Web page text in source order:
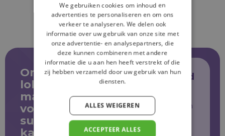
Ontdek wat
lokale
marketing
voor jouw
supermarkt
kan
Plan vrijblijvend
je afspraak
Vul je gegevens in en
onze experts nemen
contact met je op.
We gebruiken cookies om inhoud en
advertenties te personaliseren en om ons
verkeer te analyseren. We delen ook
informatie over uw gebruik van onze site met
onze advertentie- en analysepartners, die
deze kunnen combineren met andere
informatie die u aan hen heeft verstrekt of die
zij hebben verzameld door uw gebruik van hun
diensten.
ACCEPTEER ALLES
ALLES WEIGEREN